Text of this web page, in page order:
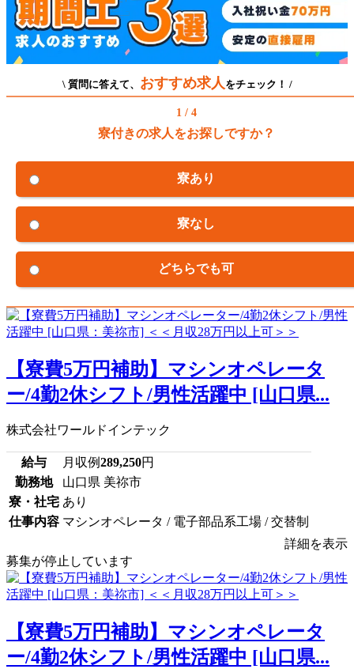
\ 質問に答えて、 おすすめ求人 をチェック！ /
1 / 4
寮付きの求人をお探しですか？
寮あり
寮なし
どちらでも可
【寮費5万円補助】マシンオペレータ
ー/4勤2休シフト/男性活躍中 [山口県...
株式会社ワールドインテック
給与 月収例289,250円
勤務地
山口県 美祢市
寮・社宅 あり
仕事内容 マシンオペレータ / 電子部品系工場 / 交替制
詳細を表示
募集が停止しています
【寮費5万円補助】マシンオペレータ
ー/4勤2休シフト/男性活躍中 [山口県...